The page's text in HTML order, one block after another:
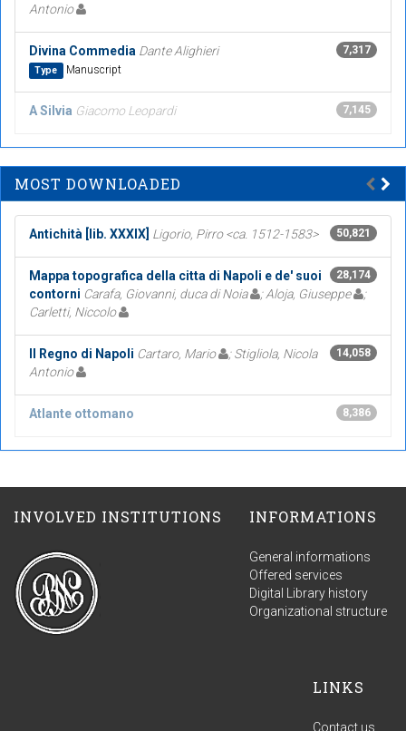
Antonio
7,317
Divina Commedia Dante Alighieri
Type Manuscript
7,145
A Silvia Giacomo Leopardi
MOST DOWNLOADED
50,821
Antichità [lib. XXXIX] Ligorio, Pirro <ca. 1512-1583>
28,174
Mappa topografica della citta di Napoli e de' suoi
contorni Carafa, Giovanni, duca di Noia ; Aloja, Giuseppe
;
Carletti, Niccolo
14,058
Il Regno di Napoli Cartaro, Mario
; Stigliola, Nicola
Antonio
8,386
Atlante ottomano
INVOLVED INSTITUTIONS INFORMATIONS
General informations
Offered services
Digital Library history
Organizational structure
LINKS
Contact us